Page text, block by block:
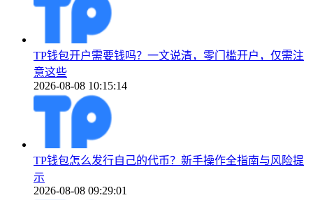
TP钱包开户需要钱吗？一文说清，零门槛开户，仅需注
意这些
2026-08-08 10:15:14
TP钱包怎么发行自己的代币？新手操作全指南与风险提
示
2026-08-08 09:29:01